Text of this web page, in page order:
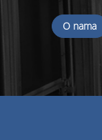
O nama